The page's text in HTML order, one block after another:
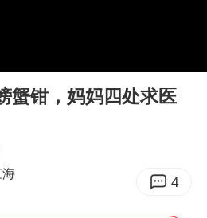
打虎 宋致远被查
文：台湾从来没有“独立”过
存百花奖开幕式红裙起舞
蟹钳，妈妈四处求医
4